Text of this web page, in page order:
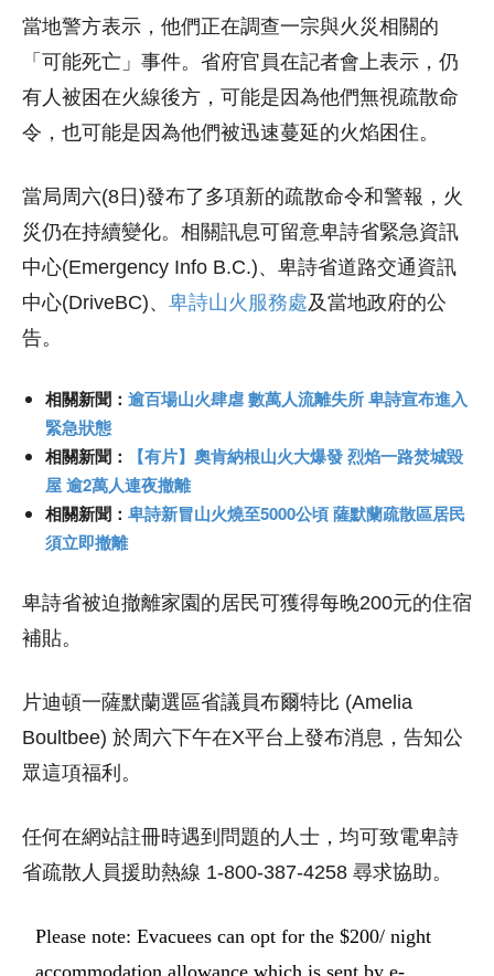
當地警方表示，他們正在調查一宗與火災相關的
「可能死亡」事件。省府官員在記者會上表示，仍
有人被困在火線後方，可能是因為他們無視疏散命
令，也可能是因為他們被迅速蔓延的火焰困住。
當局周六(8日)發布了多項新的疏散命令和警報，火
災仍在持續變化。相關訊息可留意卑詩省緊急資訊
中心(Emergency Info B.C.)、卑詩省道路交通資訊
中心(DriveBC)、 卑詩山火服務處及當地政府的公
告。
相關新聞： 逾百場山火肆虐 數萬人流離失所 卑詩宣布進入
緊急狀態
相關新聞： 【有片】奧肯納根山火大爆發 烈焰一路焚城毀
屋 逾2萬人連夜撤離
相關新聞： 卑詩新冒山火燒至5000公頃 薩默蘭疏散區居民
須立即撤離
卑詩省被迫撤離家園的居民可獲得每晚200元的住宿
補貼。
片迪頓一薩默蘭選區省議員布爾特比 (Amelia
Boultbee) 於周六下午在X平台上發布消息，告知公
眾這項福利。
任何在網站註冊時遇到問題的人士，均可致電卑詩
省疏散人員援助熱線 1-800-387-4258 尋求協助。
Please note: Evacuees can opt for the $200/ night
accommodation allowance which is sent by e-